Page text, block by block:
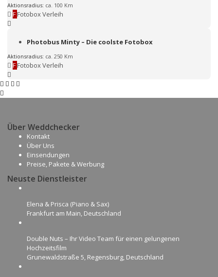
Aktionsradius: ca. 100 Km
FFotobox Verleih
Photobus Minty – Die coolste Fotobox
Aktionsradius: ca. 250 Km
FFotobox Verleih
Über Weddchecker
Kontakt
Über Uns
Einsendungen
Preise, Pakete & Werbung
Neuste Dienstleister
Elena & Prisca (Piano & Sax)
Frankfurt am Main, Deutschland
Double Nuts – Ihr Video Team für einen gelungenen
Hochzeitsfilm
Grunewaldstraße 5, Regensburg, Deutschland